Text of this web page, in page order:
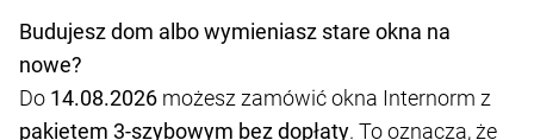
Budujesz dom albo wymieniasz stare okna na
nowe?
Do 14.08.2026 możesz zamówić okna Internorm z
pakietem 3-szybowym bez dopłaty. To oznacza, że